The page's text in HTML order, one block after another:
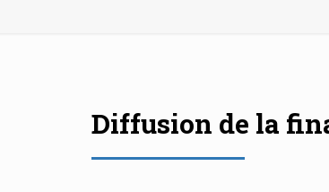
Diffusion de la